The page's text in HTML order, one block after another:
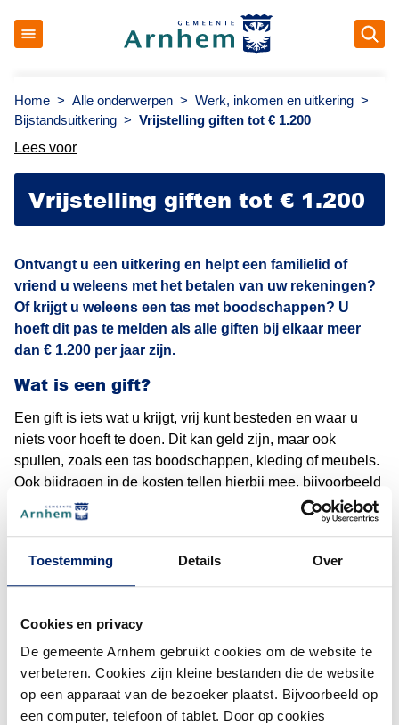
Toestemming Details Over
Cookies en privacy
De gemeente Arnhem gebruikt cookies om de website te
verbeteren. Cookies zijn kleine bestanden die de website
op een apparaat van de bezoeker plaatst. Bijvoorbeeld op
een computer, telefoon of tablet. Door op cookies
Home > Alle onderwerpen > Werk, inkomen en uitkering >
Bijstandsuitkering > Vrijstelling giften tot € 1.200
Lees voor
Vrijstelling giften tot € 1.200
Ontvangt u een uitkering en helpt een familielid of
vriend u weleens met het betalen van uw rekeningen?
Of krijgt u weleens een tas met boodschappen? U
hoeft dit pas te melden als alle giften bij elkaar meer
dan € 1.200 per jaar zijn.
Wat is een gift?
Een gift is iets wat u krijgt, vrij kunt besteden en waar u
niets voor hoeft te doen. Dit kan geld zijn, maar ook
spullen, zoals een tas boodschappen, kleding of meubels.
Ook bijdragen in de kosten tellen hierbij mee, bijvoorbeeld
als iemand anders meebetaalt aan de vaste lasten.
Wat is geen gift?
Sommige hulp telt niet als gift. U hoeft dit niet door te
boodschappen van de Voedselbank
spullen van de Speelgoedbank of Kledingbank
geld of spullen van de Dullertstichting
Wanneer moet u een gift melden?